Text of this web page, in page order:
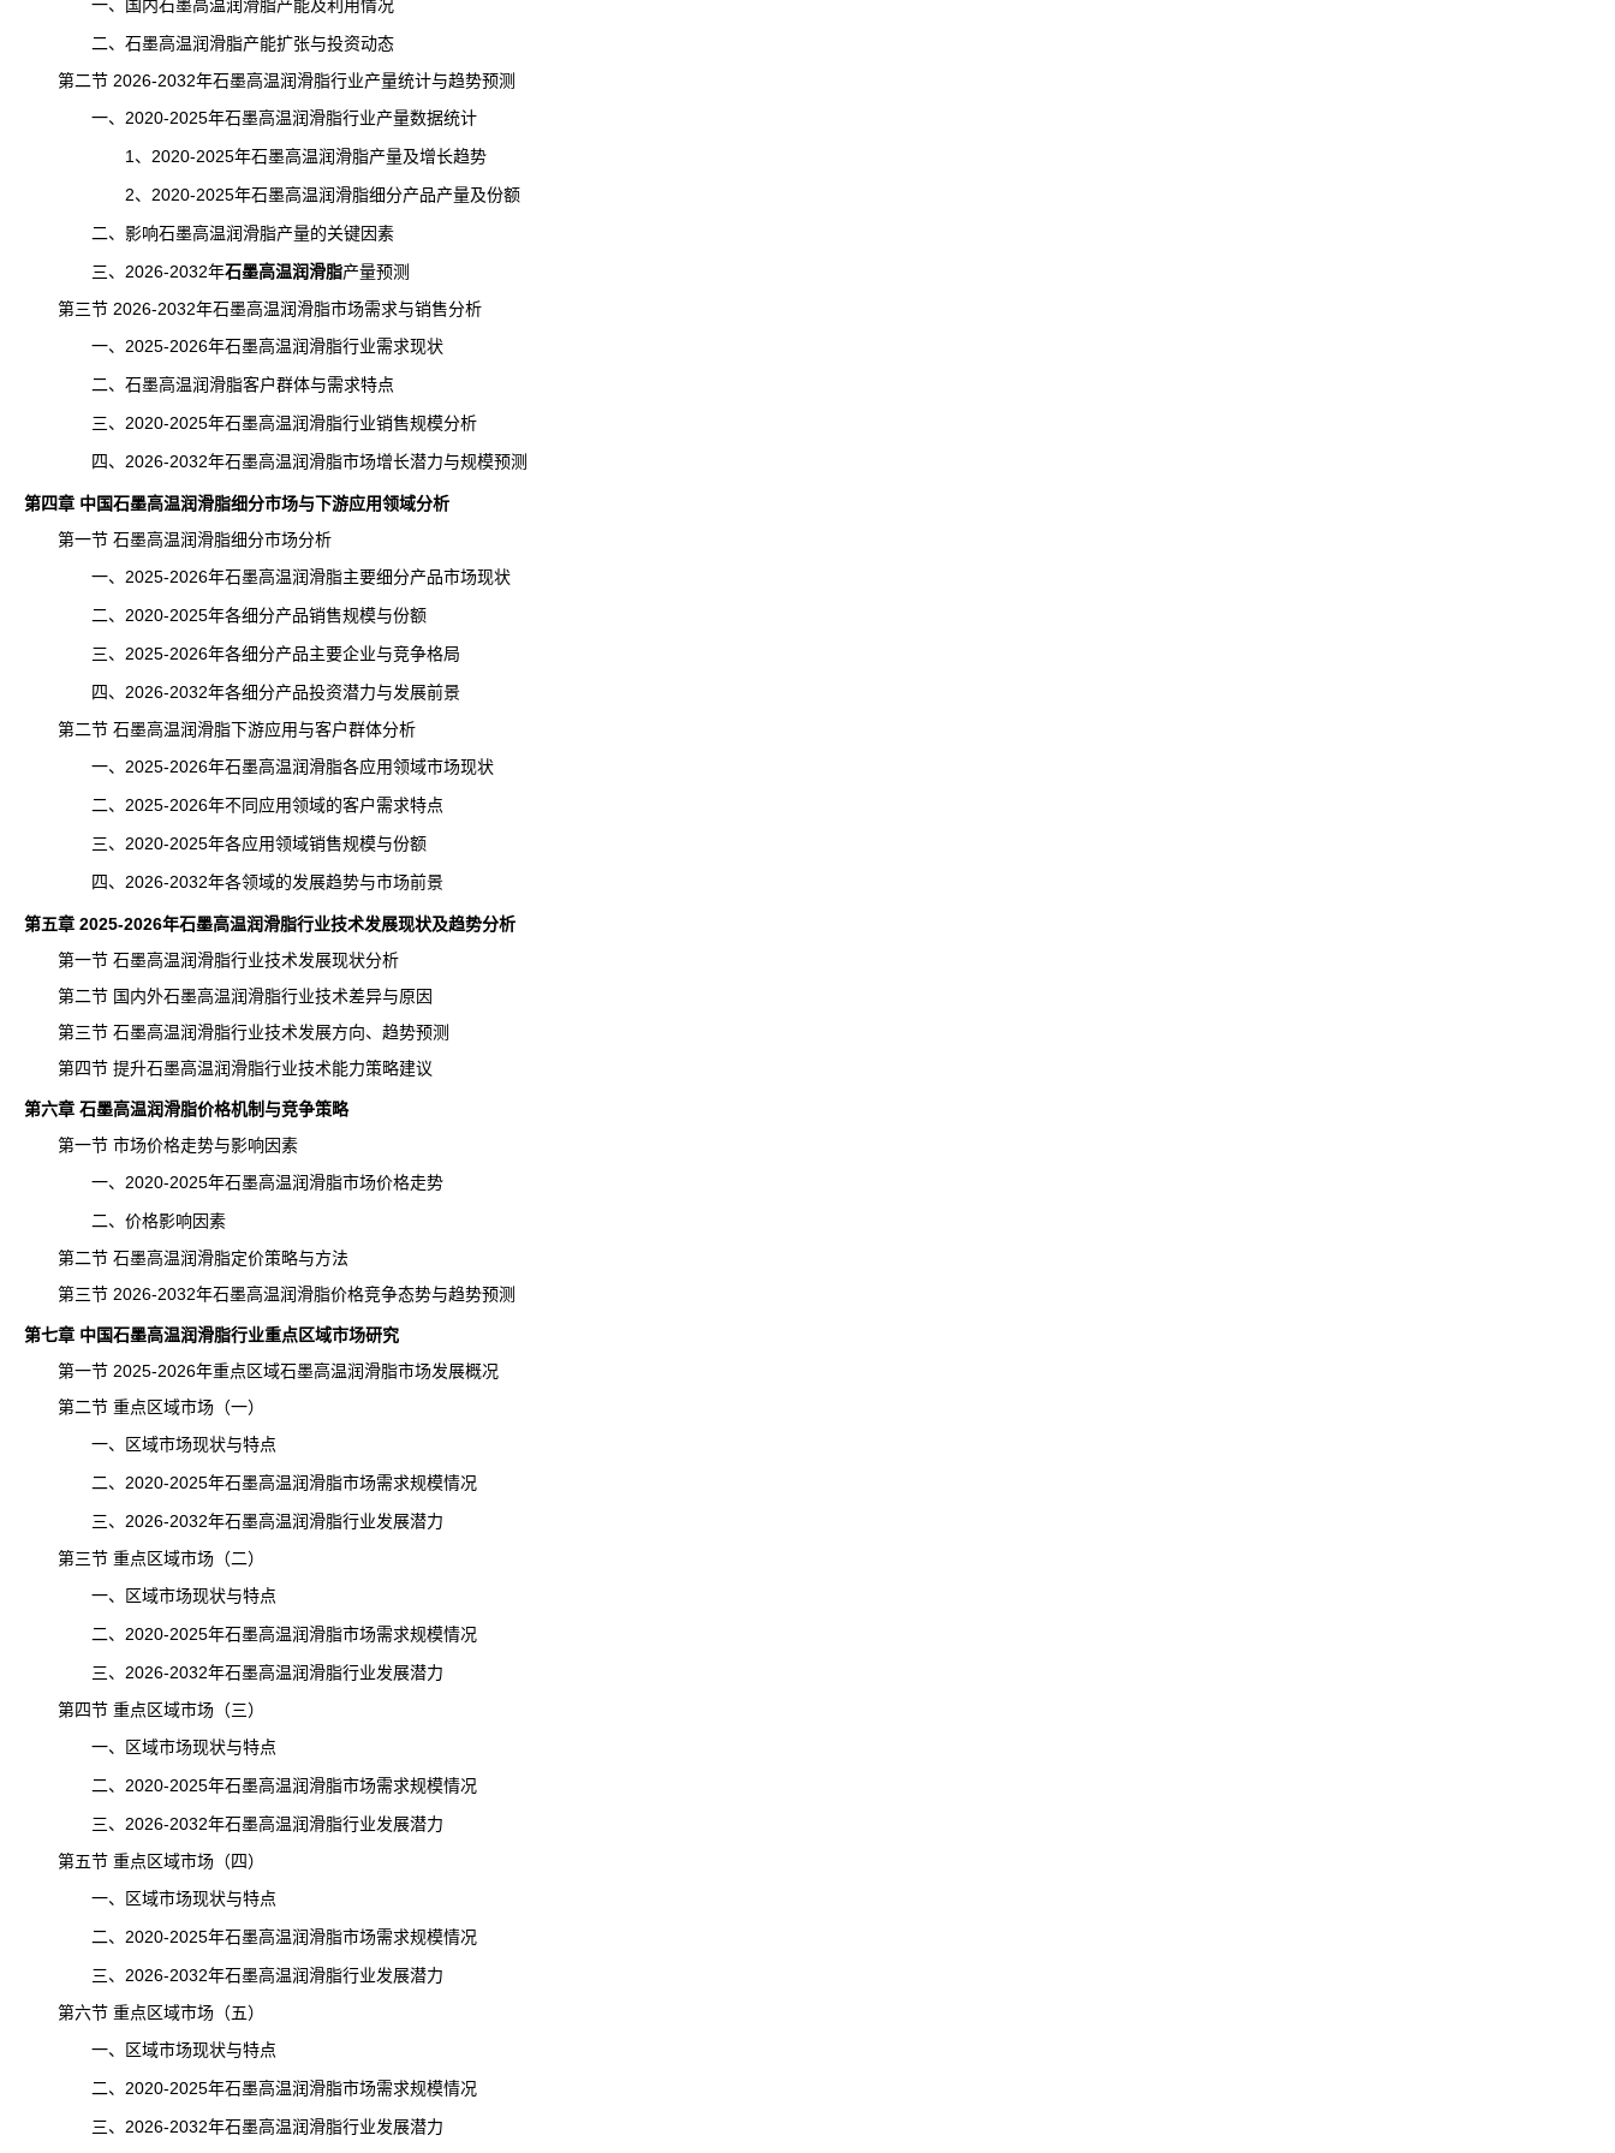
一、国内石墨高温润滑脂产能及利用情况
二、石墨高温润滑脂产能扩张与投资动态
第二节 2026-2032年石墨高温润滑脂行业产量统计与趋势预测
一、2020-2025年石墨高温润滑脂行业产量数据统计
1、2020-2025年石墨高温润滑脂产量及增长趋势
2、2020-2025年石墨高温润滑脂细分产品产量及份额
二、影响石墨高温润滑脂产量的关键因素
三、2026-2032年石墨高温润滑脂产量预测
第三节 2026-2032年石墨高温润滑脂市场需求与销售分析
一、2025-2026年石墨高温润滑脂行业需求现状
二、石墨高温润滑脂客户群体与需求特点
三、2020-2025年石墨高温润滑脂行业销售规模分析
四、2026-2032年石墨高温润滑脂市场增长潜力与规模预测
第四章 中国石墨高温润滑脂细分市场与下游应用领域分析
第一节 石墨高温润滑脂细分市场分析
一、2025-2026年石墨高温润滑脂主要细分产品市场现状
二、2020-2025年各细分产品销售规模与份额
三、2025-2026年各细分产品主要企业与竞争格局
四、2026-2032年各细分产品投资潜力与发展前景
第二节 石墨高温润滑脂下游应用与客户群体分析
一、2025-2026年石墨高温润滑脂各应用领域市场现状
二、2025-2026年不同应用领域的客户需求特点
三、2020-2025年各应用领域销售规模与份额
四、2026-2032年各领域的发展趋势与市场前景
第五章 2025-2026年石墨高温润滑脂行业技术发展现状及趋势分析
第一节 石墨高温润滑脂行业技术发展现状分析
第二节 国内外石墨高温润滑脂行业技术差异与原因
第三节 石墨高温润滑脂行业技术发展方向、趋势预测
第四节 提升石墨高温润滑脂行业技术能力策略建议
第六章 石墨高温润滑脂价格机制与竞争策略
第一节 市场价格走势与影响因素
一、2020-2025年石墨高温润滑脂市场价格走势
二、价格影响因素
第二节 石墨高温润滑脂定价策略与方法
第三节 2026-2032年石墨高温润滑脂价格竞争态势与趋势预测
第七章 中国石墨高温润滑脂行业重点区域市场研究
第一节 2025-2026年重点区域石墨高温润滑脂市场发展概况
第二节 重点区域市场（一）
一、区域市场现状与特点
二、2020-2025年石墨高温润滑脂市场需求规模情况
三、2026-2032年石墨高温润滑脂行业发展潜力
第三节 重点区域市场（二）
一、区域市场现状与特点
二、2020-2025年石墨高温润滑脂市场需求规模情况
三、2026-2032年石墨高温润滑脂行业发展潜力
第四节 重点区域市场（三）
一、区域市场现状与特点
二、2020-2025年石墨高温润滑脂市场需求规模情况
三、2026-2032年石墨高温润滑脂行业发展潜力
第五节 重点区域市场（四）
一、区域市场现状与特点
二、2020-2025年石墨高温润滑脂市场需求规模情况
三、2026-2032年石墨高温润滑脂行业发展潜力
第六节 重点区域市场（五）
一、区域市场现状与特点
二、2020-2025年石墨高温润滑脂市场需求规模情况
三、2026-2032年石墨高温润滑脂行业发展潜力